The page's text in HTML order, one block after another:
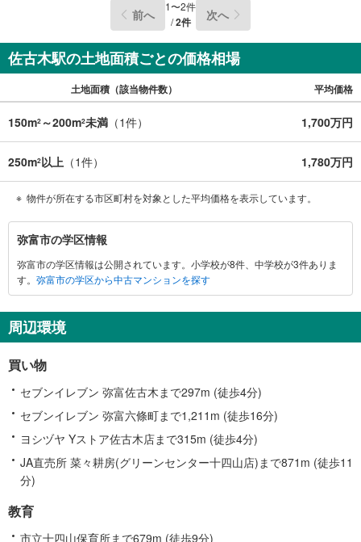
前へ 1〜2件
/2件 次へ
佐古木駅の土地面積ごとの価格相場
土地面積（該当物件数） 平均価格
150m2 ～200m2未満 （1件） 1,700万円
250m2以上 （1件） 1,780万円
物件が所在する市区町村を対象とした平均価格を表示しています。
弥
富
市
に
す
る
報
弥富市の学区情報
弥富市の学区情報は公開されています。小学校が8件、中学校が3件ありま
す。 弥富市の学区から中古マンションを探す
周辺環境
買い物
セブンイレブン 弥富佐古木まで297m (徒歩4分)
セブンイレブン 弥富六條町まで1,211m (徒歩16分)
ヨシヅヤ Yストア佐古木店まで315m (徒歩4分)
JA直売所 菜々耕房(グリーンセンター十四山店)まで871m (徒歩11
分)
教育
市立十四山保育所まで679m (徒歩9分)